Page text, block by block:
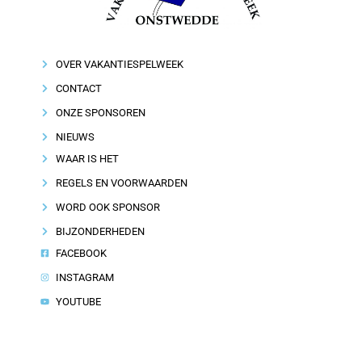
OVER VAKANTIESPELWEEK
CONTACT
ONZE SPONSOREN
NIEUWS
WAAR IS HET
REGELS EN VOORWAARDEN
WORD OOK SPONSOR
BIJZONDERHEDEN
FACEBOOK
INSTAGRAM
YOUTUBE